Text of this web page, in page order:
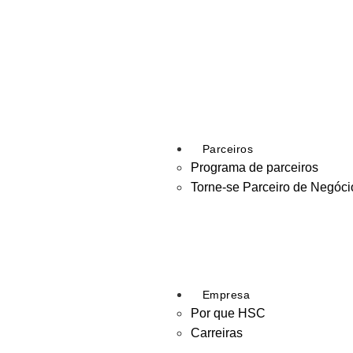
Parceiros
Programa de parceiros
Torne-se Parceiro de
Empresa
Por que HSC
Carreiras